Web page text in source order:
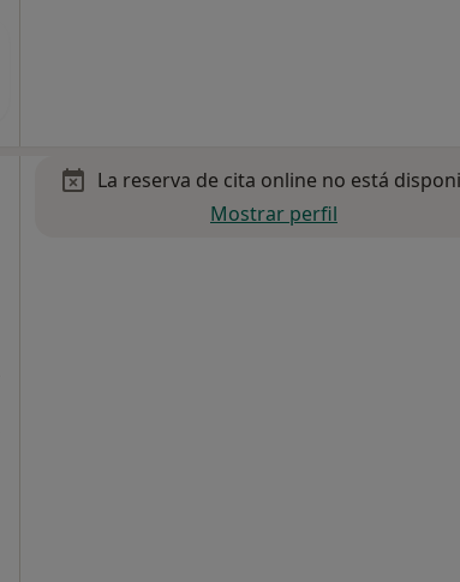
La reserva de cita online no está
Mostrar perfil